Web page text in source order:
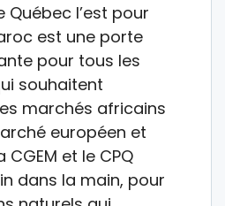
Québec l’est pour
est une porte
pour tous les
souhaitent
marchés africains
européen et
et le CPQ
dans la main, pour